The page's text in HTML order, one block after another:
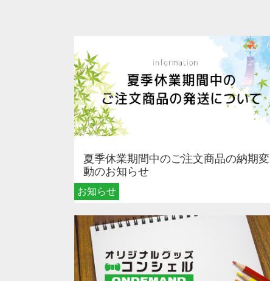
お知らせ
夏季休業期間中のご注文商品の納期変
動のお知らせ